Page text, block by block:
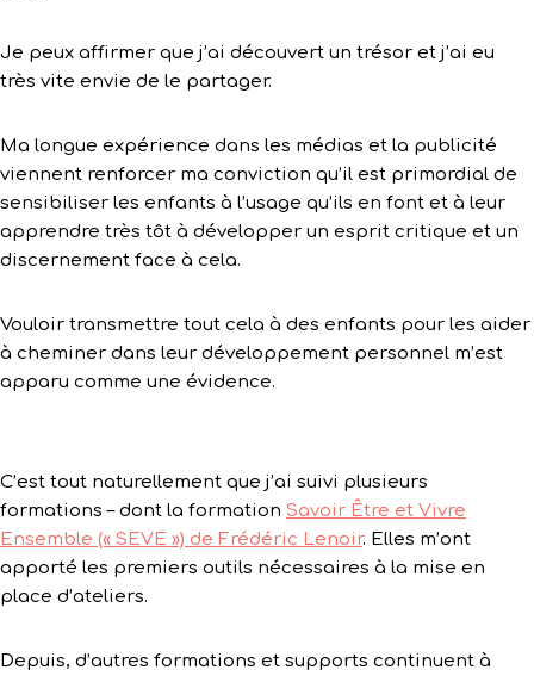
Je peux affirmer que j’ai découvert un trésor et j’ai eu
très vite envie de le partager.
Ma longue expérience dans les médias et la publicité
viennent renforcer ma conviction qu’il est primordial de
sensibiliser les enfants à l’usage qu’ils en font et à leur
apprendre très tôt à développer un esprit critique et un
discernement face à cela.
Vouloir transmettre tout cela à des enfants pour les aider
à cheminer dans leur développement personnel m’est
apparu comme une évidence.
C’est tout naturellement que j’ai suivi plusieurs
formations – dont la formation Savoir Être et Vivre
Ensemble (« SEVE ») de Frédéric Lenoir. Elles m’ont
apporté les premiers outils nécessaires à la mise en
place d’ateliers.
Depuis, d’autres formations et supports continuent à